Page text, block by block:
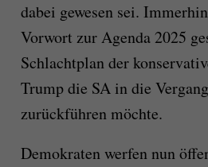
dabei gewesen sei.
Vorwort zur Agenda 2025
Schlachtplan der
Trump die SA in die
zurückführen möchte.
Demokraten werfen nun